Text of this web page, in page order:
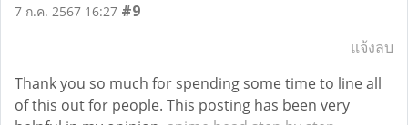
7 ก.ค. 2567 16:27 #9
แจ้งลบ
Thank you so much for spending some time to line all
of this out for people. This posting has been very